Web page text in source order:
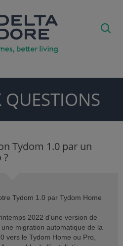
QUESTIONS
Tydom 1.0 par un
Tydom 1.0 par Tydom Home
2022 d'une version de
migration automatique de la
vers le Tydom Home ou Pro,